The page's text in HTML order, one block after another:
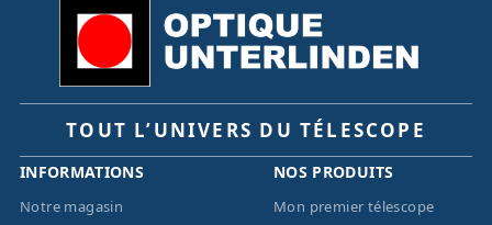
TOUT L’UNIVERS DU TÉLESCOPE
INFORMATIONS
Notre magasin
NOS PRODUITS
Mon premier télescope